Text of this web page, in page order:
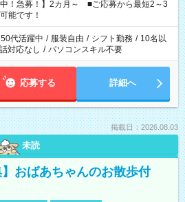
を教えてくださいね。 ※Wワーク希望
事で希望する勤務時間と、もう1つのお仕事
週40時間を超える場合は応募できません。
中！急募！】2カ月～ ■ご応募から最短2～3
能です！
代活躍中 / 服装自由 / シフト勤務 / 10名以
対応なし / パソコンスキル不要
応募する 詳細へ
掲載日：2026.08.03
未読
】おばあちゃんのお散歩付